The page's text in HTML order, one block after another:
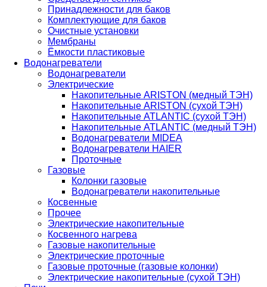
Принадлежности для баков
Комплектующие для баков
Очистные установки
Мембраны
Ёмкости пластиковые
Водонагреватели
Водонагреватели
Электрические
Накопительные ARISTON (медный ТЭН)
Накопительные ARISTON (сухой ТЭН)
Накопительные ATLANTIC (сухой ТЭН)
Накопительные ATLANTIC (медный ТЭН)
Водонагреватели MIDEA
Водонагреватели HAIER
Проточные
Газовые
Колонки газовые
Водонагреватели накопительные
Косвенные
Прочее
Электрические накопительные
Косвенного нагрева
Газовые накопительные
Электрические проточные
Газовые проточные (газовые колонки)
Электрические накопительные (сухой ТЭН)